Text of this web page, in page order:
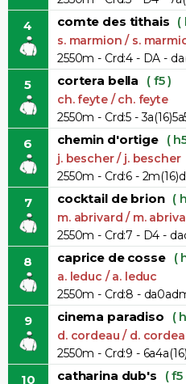
4 comte des tithais (
s. marmion / s.
2550m - Crd:4 - DA -
5 cortera bella ( f5 )
ch. feyte / ch. feyte
2550m - Crd:5 -
6 chemin d'ortige (
j. bescher / j. bescher
2550m - Crd:6 -
7 cocktail de brion (
m. abrivard / m.
2550m - Crd:7 - D4 -
8 caprice de cosse (
a. leduc / a. leduc
2550m - Crd:8 -
9 cinema paradiso (
d. cordeau / d.
2550m - Crd:9 -
10 catharina dub's ( f5